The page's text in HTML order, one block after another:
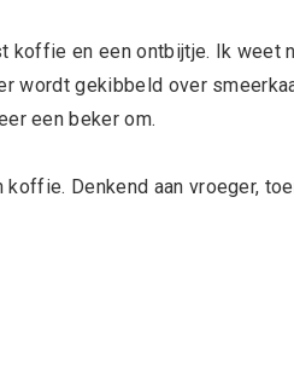
koffie en een ontbijtje. Ik weet
wordt gekibbeld over
een beker om.
koffie. Denkend aan vroeger,